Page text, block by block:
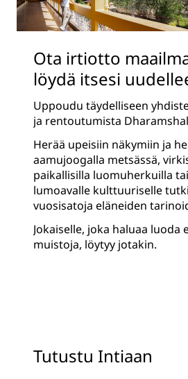
Ota irtiotto
löydä itsesi
Uppoudu täydelliseen
ja rentoutumista
Herää upeisiin näkymiin ja
aamujoogalla metsässä,
paikallisilla luomuherkuilla
lumoavalle kulttuuriselle
vuosisatoja eläneiden
Jokaiselle, joka haluaa luoda
muistoja, löytyy jotakin.
Tutustu Intiaan